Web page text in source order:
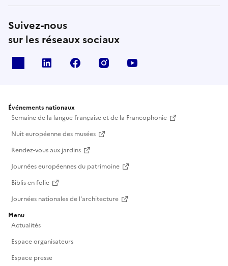
Suivez-nous
sur les réseaux sociaux
Linkedin Facebook Instagram
Événements nationaux
Semaine de la langue française et de la Francophonie
Nuit européenne des musées
Rendez-vous aux jardins
Journées européennes du patrimoine
Biblis en folie
Journées nationales de l'architecture
Menu
Actualités
Espace organisateurs
Espace presse